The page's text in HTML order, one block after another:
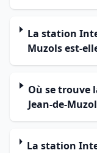
La station
Muzols est-
Où se trouve
Jean-de-
La station